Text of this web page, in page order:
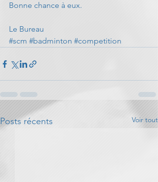
Bonne chance à eux.
Le Bureau
#scm #badminton #competition
Posts récents Voir tout